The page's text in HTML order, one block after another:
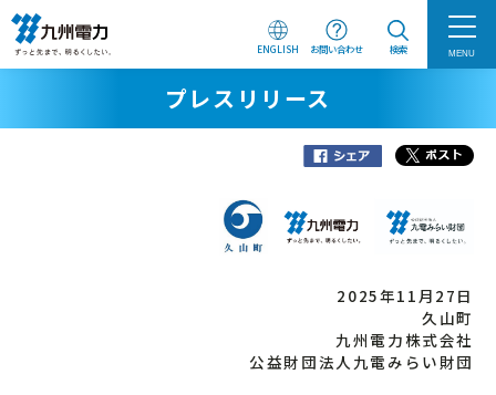
ENGLISH お問い合わせ 検索 MENU
プレスリリース
2025年11月27日
久山町
九州電力株式会社
公益財団法人九電みらい財団